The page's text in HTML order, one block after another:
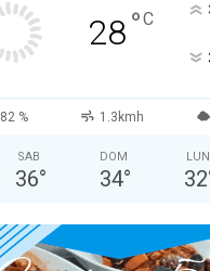
28°C
82 % 1.3kmh
SAB
36°
DOM
34°
LUN
32